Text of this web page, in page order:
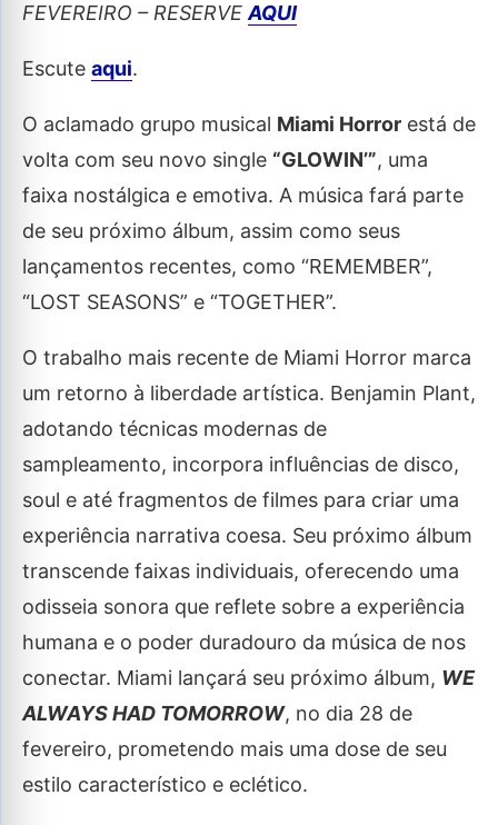
FEVEREIRO – RESERVE AQUI
Escute aqui.
O aclamado grupo musical Miami Horror está de
volta com seu novo single “GLOWIN’”, uma
faixa nostálgica e emotiva. A música fará parte
de seu próximo álbum, assim como seus
lançamentos recentes, como “REMEMBER”,
“LOST SEASONS” e “TOGETHER”.
O trabalho mais recente de Miami Horror marca
um retorno à liberdade artística. Benjamin Plant,
adotando técnicas modernas de
sampleamento, incorpora influências de disco,
soul e até fragmentos de filmes para criar uma
experiência narrativa coesa. Seu próximo álbum
transcende faixas individuais, oferecendo uma
odisseia sonora que reflete sobre a experiência
humana e o poder duradouro da música de nos
conectar. Miami lançará seu próximo álbum, WE
ALWAYS HAD TOMORROW, no dia 28 de
fevereiro, prometendo mais uma dose de seu
estilo característico e eclético.